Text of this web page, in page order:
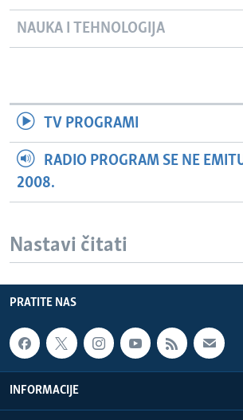
NAUKA I TEHNOLOGIJA
TV PROGRAMI
RADIO PROGRAM SE NE
2008.
Nastavi čitati
PRATITE NAS
INFORMACIJE